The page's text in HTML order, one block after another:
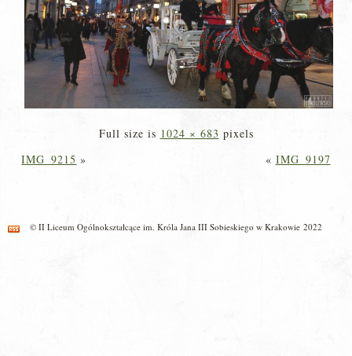
Full size is 1024 × 683 pixels
IMG_9215 » « IMG_9197
© II Liceum Ogólnokształcące im. Króla Jana III Sobieskiego w Krakowie 2022